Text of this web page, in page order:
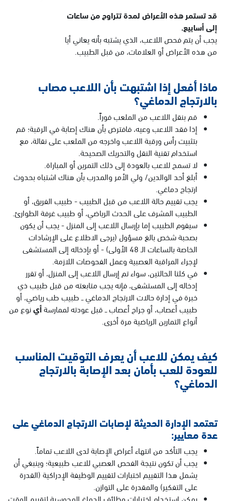
قد تستمر هذه الأعراض لمدة تتراوح من ساعات
إلى أسابيع.
يجب أن يتم فحص اللاعب، الذي يشتبه بأنه يعاني أيا
من هذه الأعراض أو العلامات، من قبل الطبيب.
ماذا أفعل إذا اشتبهت بأن اللاعب مصاب
بالارتجاج الدماغي؟
قم بنقل اللاعب من الملعب فوراً.
إذا فقد اللاعب وعيه، فافترض بأن هناك إصابة في الرقبة؛ قم
بتثبيت رأس ورقبة اللاعب واخرجه من الملعب على نقالة، مع
استخدام تقنية النقل والتحريك الصحيحة.
لا تسمح للاعب بالعودة إلى ذلك التمرين أو المباراة.
أبلغ أحد الوالدين/ ولي الأمر والمدرب بأن هناك اشتباه بحدوث
ارتجاج دماغي.
يجب تقييم حالة اللاعب من قبل الطبيب - طبيب الفريق، أو
الطبيب المشرف على الحدث الرياضي، أو طبيب غرفة الطوارئ.
سيقوم الطبيب إما بإرسال اللاعب إلى المنزل - يجب أن يكون
بصحبة شخص بالغ مسؤول (يرجى الاطلاع على الإرشادات
الخاصة بالساعات الـ 48 الأولى) - أو بإدخاله إلى المستشفى
لإجراء المراقبة العصبية وعمل الفحوصات اللازمة.
في كلتا الحالتين، سواء تم إرسال اللاعب إلى المنزل، أو تقرر
إدخاله إلى المستشفى، فإنه يجب متابعته من قبل طبيب ذي
خبرة في إدارة حالات الارتجاج الدماغي ــ طبيب طب رياضي، أو
طبيب أعصاب، أو جراح أعصاب ــ قبل عودته لممارسةأينوع من
أنواع التمارين الرياضية مرة أخرى.
كيف يمكن للاعب أن يعرف التوقيت المناسب
للعودة للعب بأمان بعد الإصابة بالارتجاج
الدماغي؟
تعتمد الإدارة الحديثة لإصابات الارتجاج الدماغي على
عدة معايير:
يجب التأكد من انتهاء أعراض الإصابة لدى اللاعب تماماً.
يجب أن تكون نتيجة الفحص العصبي للاعب طبيعية؛ وينبغي أن
يشمل هذا التقييم اختبارات لتقييم الوظيفة الإدراكية (القدرة
على التفكير) والمقدرة على التوازن.
يمكن استخدام اختبارات وظائف الدماغ المحوسبة لتقييم الوقت